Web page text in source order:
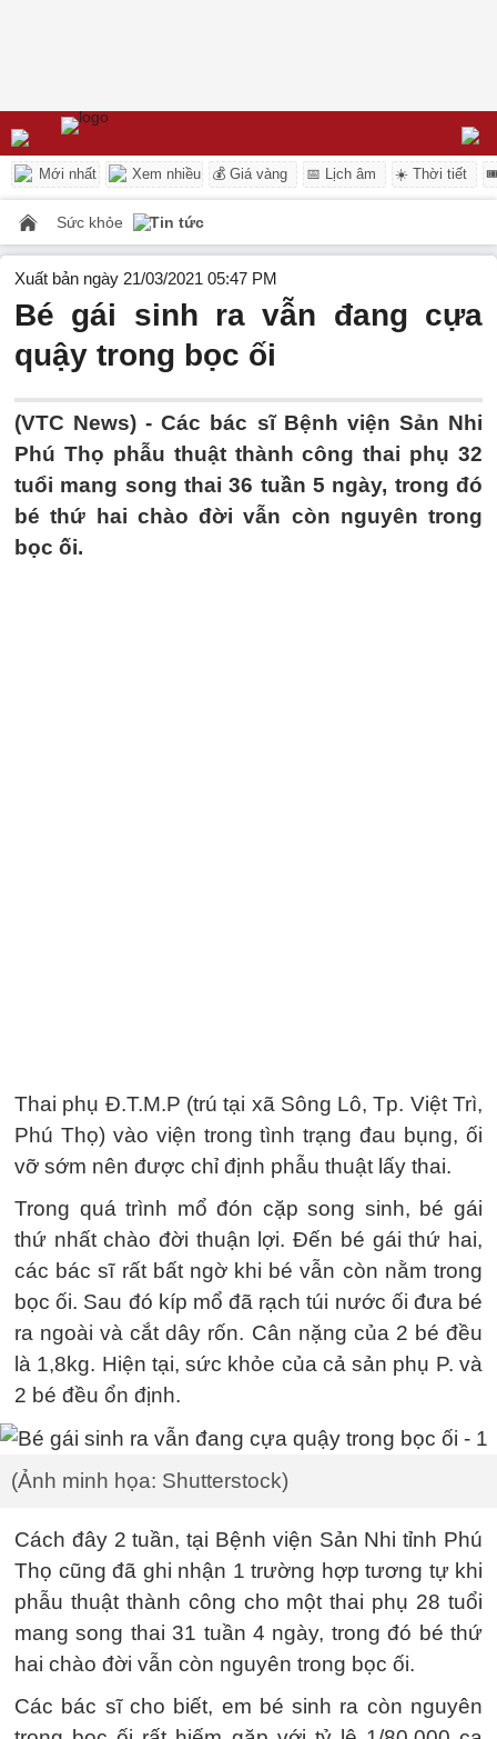
Mới nhất Xem nhiều 💰 Giá vàng 📅 Lịch âm ☀️ Thời tiết
Sức khỏe Tin tức
Xuất bản ngày 21/03/2021 05:47 PM
Bé gái sinh ra vẫn đang cựa
quậy trong bọc ối
(VTC News) -Các bác sĩ Bệnh viện Sản Nhi
Phú Thọ phẫu thuật thành công thai phụ 32
tuổi mang song thai 36 tuần 5 ngày, trong đó
bé thứ hai chào đời vẫn còn nguyên trong
bọc ối.
Thai phụ Đ.T.M.P (trú tại xã Sông Lô, Tp. Việt Trì,
Phú Thọ) vào viện trong tình trạng đau bụng, ối
vỡ sớm nên được chỉ định phẫu thuật lấy thai.
Trong quá trình mổ đón cặp song sinh, bé gái
thứ nhất chào đời thuận lợi. Đến bé gái thứ hai,
các bác sĩ rất bất ngờ khi bé vẫn còn nằm trong
bọc ối. Sau đó kíp mổ đã rạch túi nước ối đưa bé
ra ngoài và cắt dây rốn. Cân nặng của 2 bé đều
là 1,8kg. Hiện tại, sức khỏe của cả sản phụ P. và
2 bé đều ổn định.
(Ảnh minh họa: Shutterstock)
Cách đây 2 tuần, tại Bệnh viện Sản Nhi tỉnh Phú
Thọ cũng đã ghi nhận 1 trường hợp tương tự khi
phẫu thuật thành công cho một thai phụ 28 tuổi
mang song thai 31 tuần 4 ngày, trong đó bé thứ
hai chào đời vẫn còn nguyên trong bọc ối.
Các bác sĩ cho biết, em bé sinh ra còn nguyên